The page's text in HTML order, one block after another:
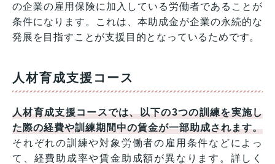
の企業の雇用保険に加入している労働者であることが
条件になります。これは、本助成金が企業の永続的な
発展を目指すことが支援目的となっているためです。
人材育成支援コース
人材育成支援コースでは、以下の3つの訓練を実施し
た際の経費や訓練期間中の賃金が一部助成されます。
それぞれの訓練や対象労働者の雇用条件などによっ
て、経費助成率や賃金助成額が異なります。詳しく